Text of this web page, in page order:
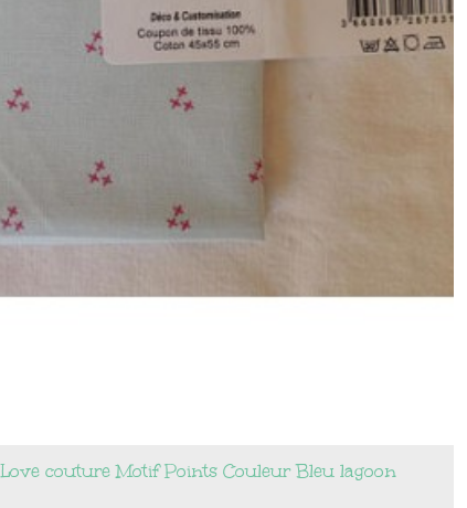
couture Motif Points Couleur Bleu lagoon